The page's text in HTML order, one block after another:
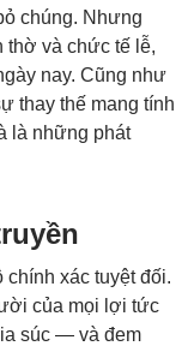
chúng. Nhưng
và chức tế lễ,
nay. Cũng như
thay thế mang tính
là những phát
xác tuyệt đối.
của mọi lợi tức
súc — và đem